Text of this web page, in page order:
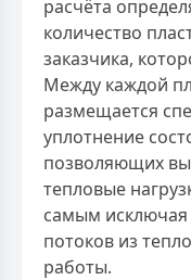
расчёта
количество
заказчика,
Между каждой
размещается
уплотнение
позволяющих
тепловые
самым
потоков из
работы.